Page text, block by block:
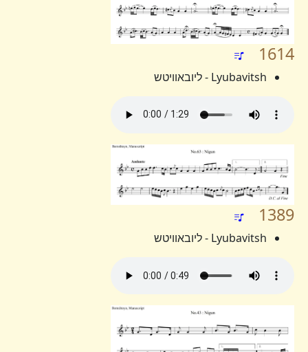
1614
Lyubavitsh - ליובאוויטש
1389
Lyubavitsh - ליובאוויטש